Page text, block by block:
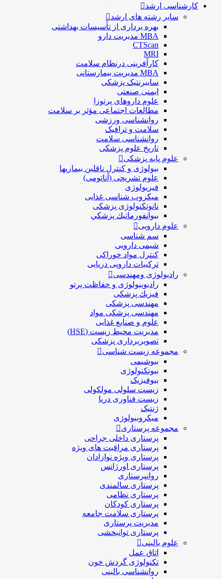
کارشناسی ارشد
سایر رشته های ارشد
بهره برداری از تأسیسات بهداشتی
MBA مدیریت دارو
CTScan
MRI
کارآفرینی درنظام سلامت
MBA مدیریت بیمارستانی
سایبرنتیک پزشکی
ایمنی صنعتی
علوم داروهای پرتوزا
مطالعات اجتماعی مؤثر بر سلامت
روانشناسی ورزشی
سلامت و ترافیک
روانشناسی سلامت
تاریخ علوم پزشکی
علوم پایه پزشکی
بیولوژی و کنترل ناقلین بیماریها
علوم تشریحی (آناتومی)
فیزیولوژی
ميكروب شناسی غذایی
نانوتکنولوژی پزشکی
بيوانفورماتيك پزشكي
علوم دارویی
سم شناسی
شیمی دارویی
کنترل مواد خوراکی
ترکیبات دارویی دریایی
رادیولوژی ومهندسی
رادیوبیولوژی و حفاظت پرتو
فيزيك پزشکی
مهندسی پزشکی
مهندسی پزشکی مواد
علوم و صنايع غذایی
مدیریت محیط زیست (HSE)
تصویربرداری پزشکی
مجموعه زیست شناسی
بیوشیمی
بیوتکنولوژی
بیوفیزیک
زیست سلولی مولکولی
زیست فناوری دریا
ژنتیک
میکروبیولوژی
مجموعه پرستاری
پرستاری داخلی جراحی
پرستاری مراقبت های ويژه
پرستاری ويژه نوازادان
پرستاری اورژانس
روانپرستاری
پرستاری سالمندی
پرستاری نظامی
پرستاری کودکان
پرستاری سلامت جامعه
مدیریت پرستاری
پرستاری توانبخشی
علوم بالینی
اتاق عمل
تکنولوژی گردش خون
روانشناسی بالینی